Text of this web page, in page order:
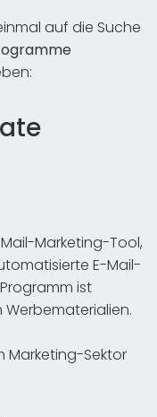
auf die Suche
Marketing-Tool,
E-Mail-
ist
Marketing-Sektor